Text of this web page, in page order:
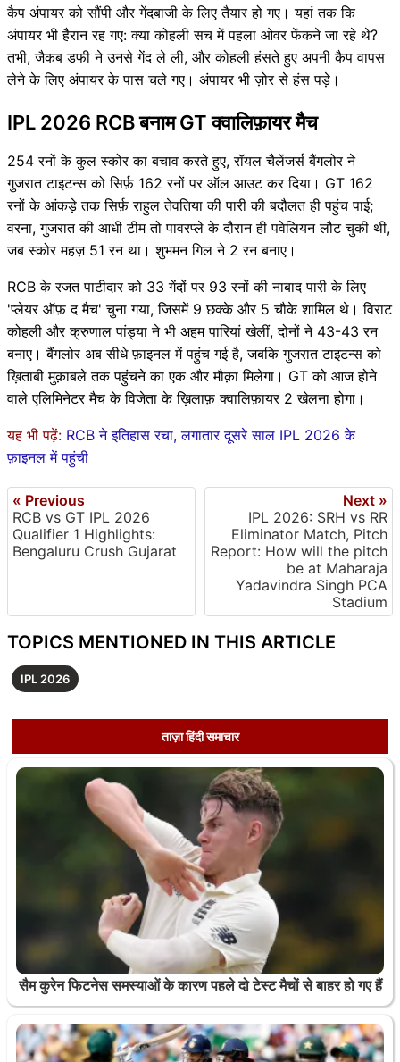
कैप अंपायर को सौंपी और गेंदबाजी के लिए तैयार हो गए। यहां तक ​​कि
अंपायर भी हैरान रह गए: क्या कोहली सच में पहला ओवर फेंकने जा रहे थे?
तभी, जैकब डफी ने उनसे गेंद ले ली, और कोहली हंसते हुए अपनी कैप वापस
लेने के लिए अंपायर के पास चले गए। अंपायर भी ज़ोर से हंस पड़े।
IPL 2026 RCB बनाम GT क्वालिफ़ायर मैच
254 रनों के कुल स्कोर का बचाव करते हुए, रॉयल चैलेंजर्स बैंगलोर ने
गुजरात टाइटन्स को सिर्फ़ 162 रनों पर ऑल आउट कर दिया। GT 162
रनों के आंकड़े तक सिर्फ़ राहुल तेवतिया की पारी की बदौलत ही पहुंच पाई;
वरना, गुजरात की आधी टीम तो पावरप्ले के दौरान ही पवेलियन लौट चुकी थी,
जब स्कोर महज़ 51 रन था। शुभमन गिल ने 2 रन बनाए।
RCB के रजत पाटीदार को 33 गेंदों पर 93 रनों की नाबाद पारी के लिए
'प्लेयर ऑफ़ द मैच' चुना गया, जिसमें 9 छक्के और 5 चौके शामिल थे। विराट
कोहली और क्रुणाल पांड्या ने भी अहम पारियां खेलीं, दोनों ने 43-43 रन
बनाए। बैंगलोर अब सीधे फ़ाइनल में पहुंच गई है, जबकि गुजरात टाइटन्स को
ख़िताबी मुक़ाबले तक पहुंचने का एक और मौक़ा मिलेगा। GT को आज होने
वाले एलिमिनेटर मैच के विजेता के ख़िलाफ़ क्वालिफ़ायर 2 खेलना होगा।
यह भी पढ़ें: RCB ने इतिहास रचा, लगातार दूसरे साल IPL 2026 के
फ़ाइनल में पहुंची
« Previous
RCB vs GT IPL 2026
Qualifier 1 Highlights:
Bengaluru Crush Gujarat
Next »
IPL 2026: SRH vs RR
Eliminator Match, Pitch
Report: How will the pitch
be at Maharaja
Yadavindra Singh PCA
Stadium
TOPICS MENTIONED IN THIS ARTICLE
IPL 2026
ताज़ा हिंदी समाचार
सैम कुरेन फिटनेस समस्याओं के कारण पहले दो टेस्ट मैचों से बाहर हो गए हैं